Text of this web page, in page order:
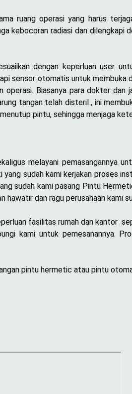
ruang operasi yang harus
kebocoran radiasi dan dilengkapi
dengan keperluan user
sensor otomatis untuk
Biasanya para dokter
tangan telah disteril , ini
pintu, sehingga menjaga
melayani pemasangannya
sudah kami kerjakan proses
sudah kami pasang Pintu
hawatir dan ragu perusahaan kami
fasilitas rumah dan kantor
kami untuk pemesanannya.
pintu hermetic atau pintu